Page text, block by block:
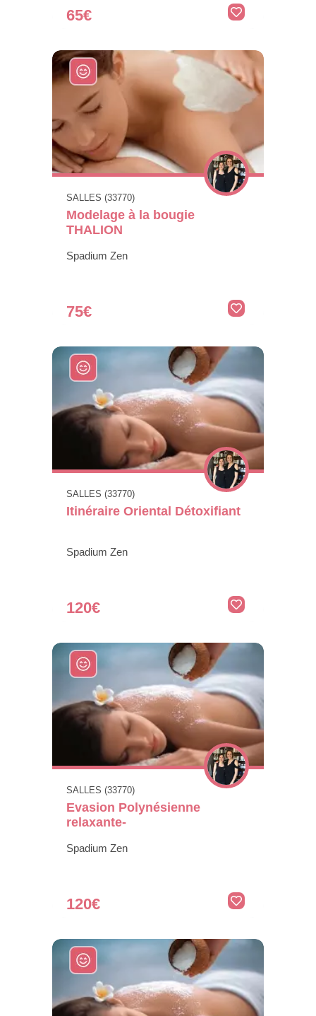
65€
SALLES (33770)
Modelage à la bougie
THALION
Spadium Zen
75€
SALLES (33770)
Itinéraire Oriental Détoxifiant
Spadium Zen
120€
SALLES (33770)
Evasion Polynésienne
relaxante-
Spadium Zen
120€